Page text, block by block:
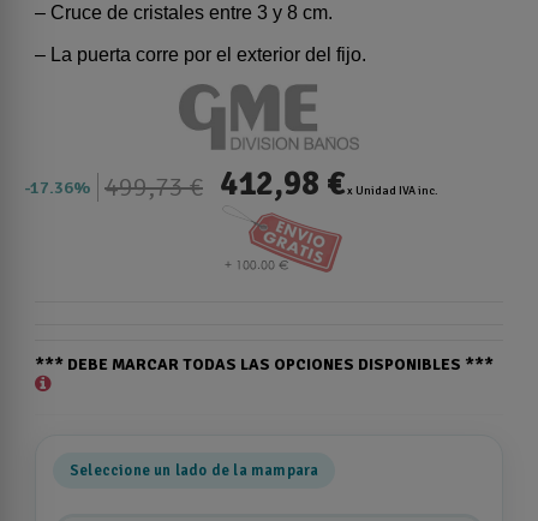
– Cruce de cristales entre 3 y 8 cm.
– La puerta corre por el exterior del fijo.
17.36% 499,73 € 412,98 €x Unidad IVA inc.
*** DEBE MARCAR TODAS LAS OPCIONES DISPONIBLES ***
Seleccione un lado de la mampara